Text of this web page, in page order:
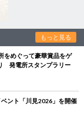
もっと見る
をめぐって豪華賞品をゲ
発電所スタンプラリー
ント「川見2026」を開催